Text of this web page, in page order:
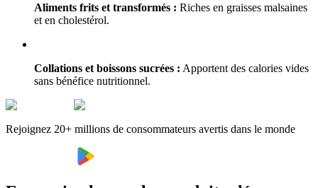
Aliments frits et transformés : Riches en graisses malsaines
et en cholestérol.
Collations et boissons sucrées : Apportent des calories vides
sans bénéfice nutritionnel.
Rejoignez 20+ millions de consommateurs avertis dans le monde